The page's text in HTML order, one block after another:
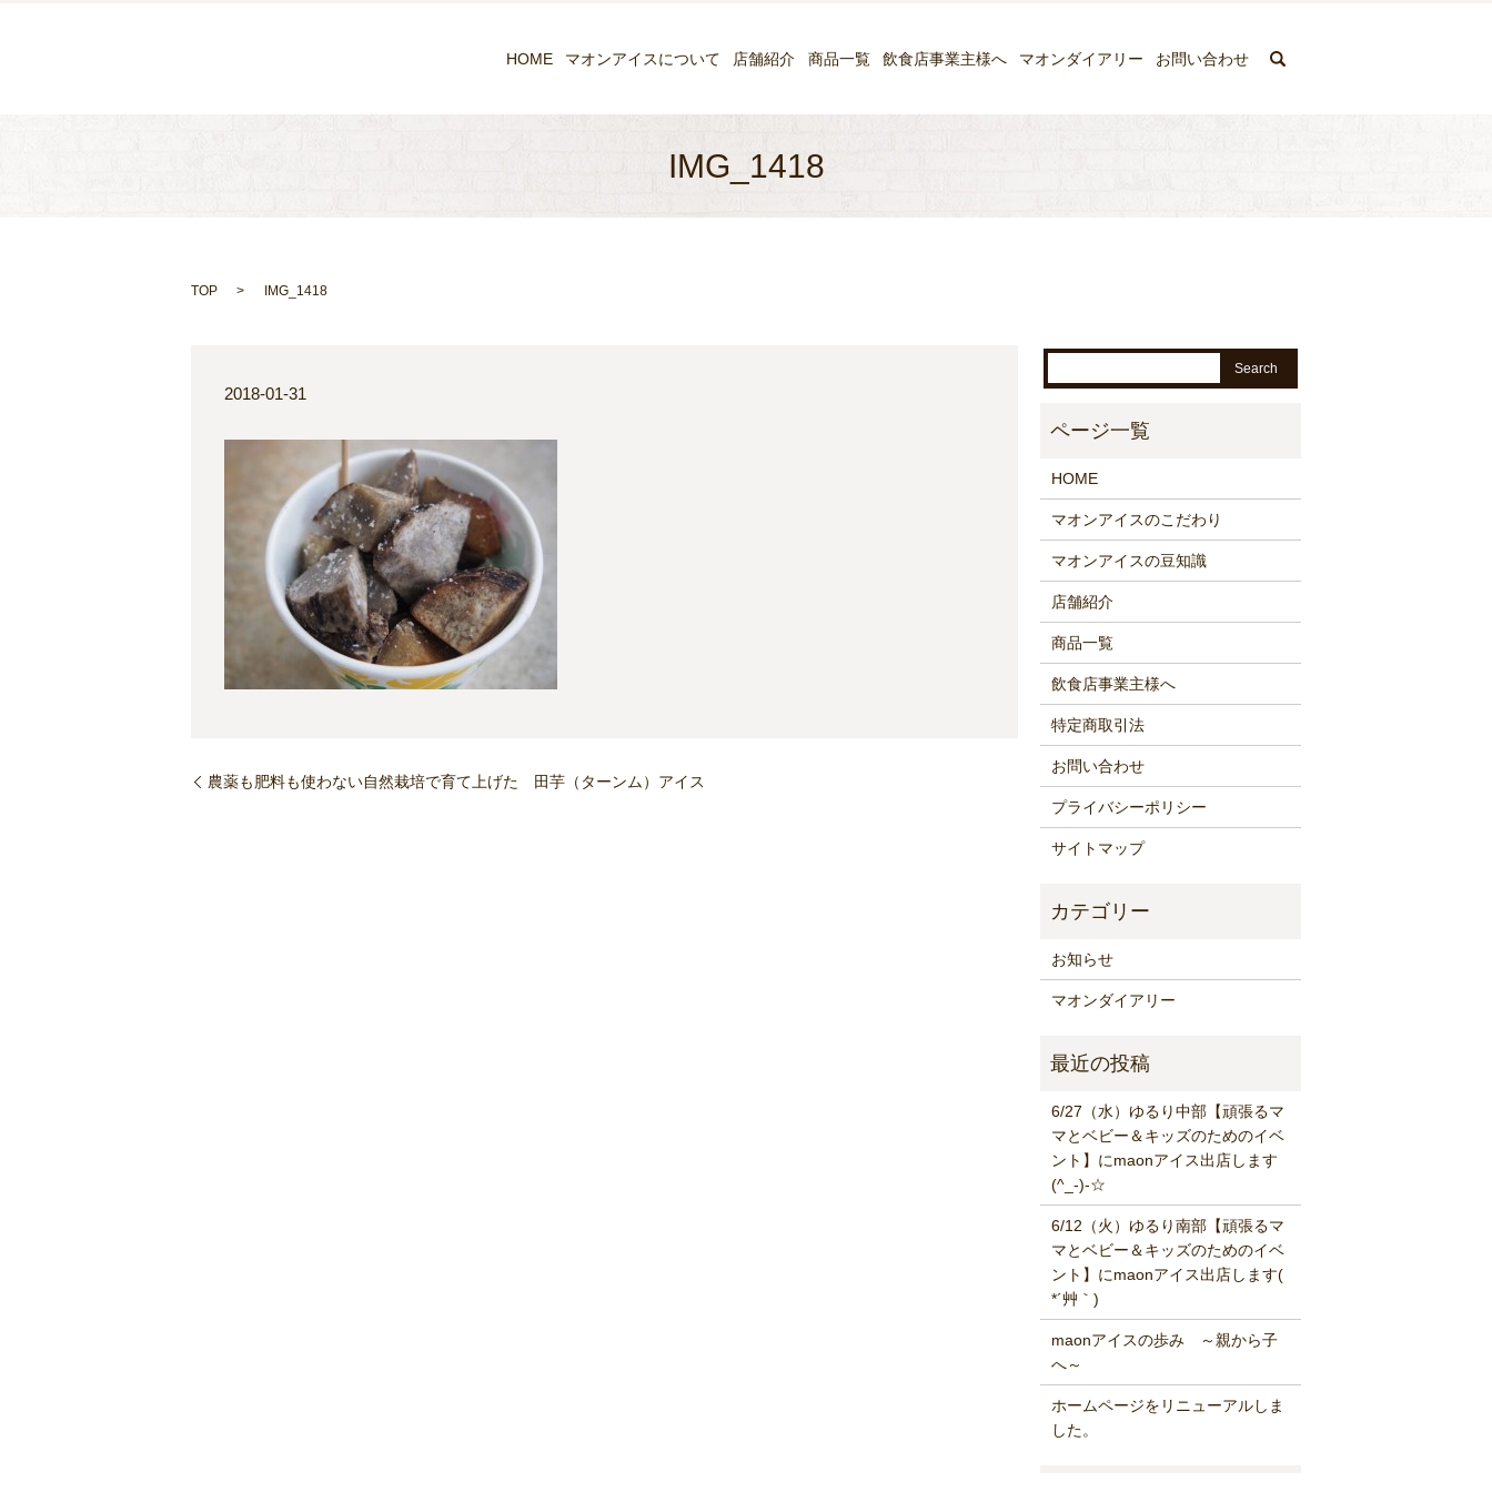
HOME マオンアイスについて 店舗紹介 商品一覧 飲食店事業主様へ マオンダイアリー お問い合わせ
IMG_1418
TOP IMG_1418
2018-01-31
農薬も肥料も使わない自然栽培で育て上げた 田芋（ターンム）アイス
HOME
マオンアイスのこだわり
マオンアイスの豆知識
店舗紹介
商品一覧
飲食店事業主様へ
特定商取引法
お問い合わせ
プライバシーポリシー
サイトマップ
お知らせ
マオンダイアリー
6/27（水）ゆるり中部【頑張るマ
マとベビー＆キッズのためのイベ
ント】にmaonアイス出店します
(^_-)-☆
6/12（火）ゆるり南部【頑張るマ
マとベビー＆キッズのためのイベ
ント】にmaonアイス出店します(
*´艸｀)
maonアイスの歩み ～親から子
へ～
ホームページをリニューアルしま
した。